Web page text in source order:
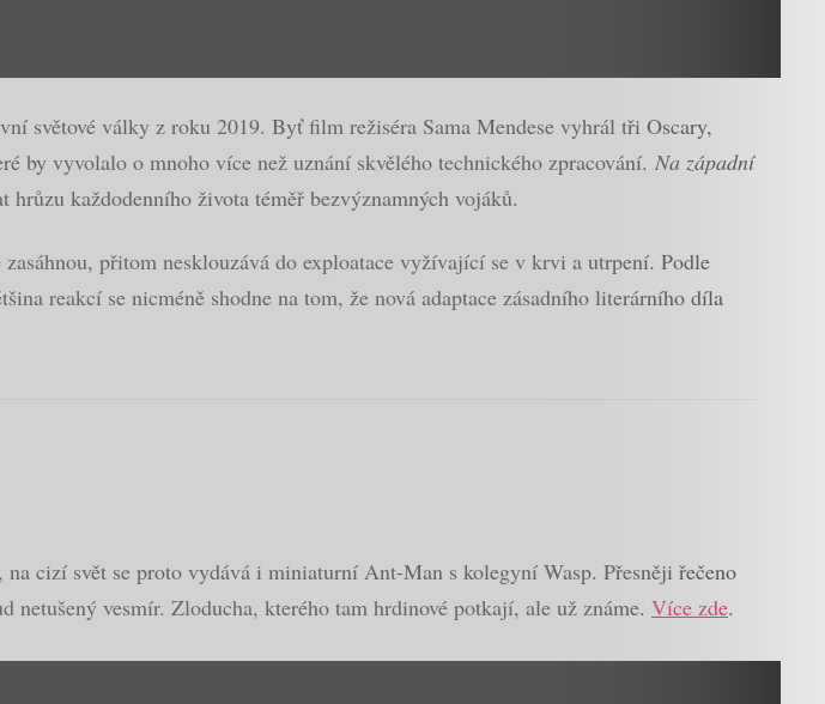
světové války z roku 2019. Byť film režiséra Sama Mendese vyhrál tři Oscary,
by vyvolalo o mnoho více než uznání skvělého technického zpracování. Na západní
každodenního života téměř bezvýznamných vojáků.
přitom nesklouzává do exploatace vyžívající se v krvi a utrpení. Podle
reakcí se nicméně shodne na tom, že nová adaptace zásadního literárního díla
cizí svět se proto vydává i miniaturní Ant-Man s kolegyní Wasp. Přesněji řečeno
vesmír. Zloducha, kterého tam hrdinové potkají, ale už známe. Více zde.